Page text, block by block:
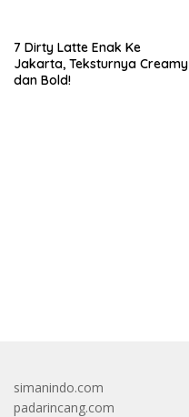
7 Dirty Latte Enak Ke
Jakarta, Teksturnya Creamy
dan Bold!
simanindo.com
padarincang.com